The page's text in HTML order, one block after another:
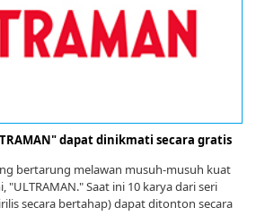
dapat dinikmati secara gratis
bertarung melawan musuh-musuh kuat
Saat ini 10 karya dari seri
secara bertahap) dapat ditonton secara